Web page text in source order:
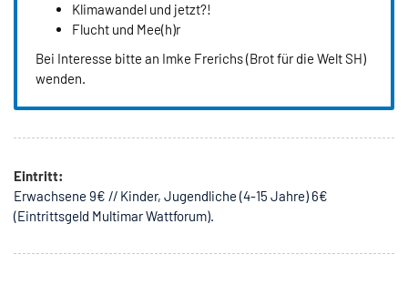
Klimawandel und jetzt?!
Flucht und Mee(h)r
Bei Interesse bitte an Imke Frerichs (Brot für die Welt SH)
wenden.
Eintritt:
Erwachsene 9€ // Kinder, Jugendliche (4-15 Jahre) 6€
(Eintrittsgeld Multimar Wattforum).